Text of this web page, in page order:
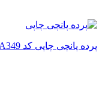
پرده پانچی چاپی کد A349 + یک پنل حریر پانچی رایگان